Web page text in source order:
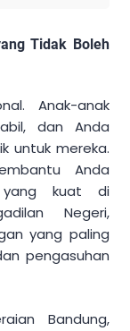
Tidak Boleh
Anak-anak
dan Anda
untuk mereka.
Anda
yang kuat di
Negeri,
yang paling
pengasuhan
Bandung,